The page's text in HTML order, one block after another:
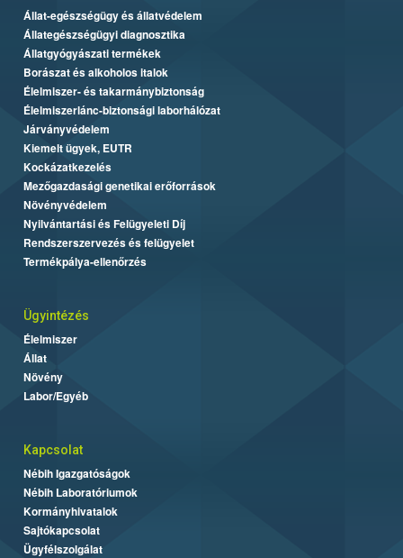
Állat-egészségügy és állatvédelem
Állategészségügyi diagnosztika
Állatgyógyászati termékek
Borászat és alkoholos italok
Élelmiszer- és takarmánybiztonság
Élelmiszerlánc-biztonsági laborhálózat
Járványvédelem
Kiemelt ügyek, EUTR
Kockázatkezelés
Mezőgazdasági genetikai erőforrások
Növényvédelem
Nyilvántartási és Felügyeleti Díj
Rendszerszervezés és felügyelet
Termékpálya-ellenőrzés
Ügyintézés
Élelmiszer
Állat
Növény
Labor/Egyéb
Kapcsolat
Nébih Igazgatóságok
Nébih Laboratóriumok
Kormányhivatalok
Sajtókapcsolat
Ügyfélszolgálat